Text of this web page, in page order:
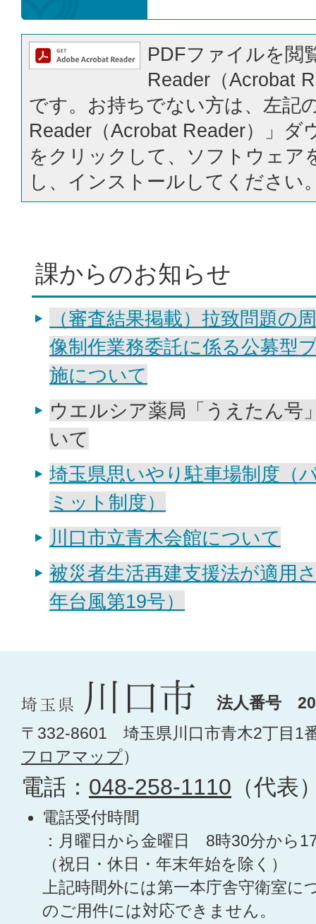
PDFファイルを閲
Reader（Acrobat
です。お持ちでない方は、左記
Reader（Acrobat Reader）」ダ
をクリックして、ソフトウェア
し、インストールしてください
課からのお知らせ
（審査結果掲載）拉致問題の
像制作業務委託に係る公募型
施について
ウエルシア薬局「うえたん号
いて
埼玉県思いやり駐車場制度（
ミット制度）
川口市立青木会館について
被災者⽣活再建⽀援法が適⽤
年台⾵第19号）
法人番号
〒332-8601 埼玉県川口市青木2丁目1
フロアマップ）
電話： 048-258-1110 （代表
電話受付時間
：月曜日から金曜日 8時30分から
（祝日・休日・年末年始を除く）
上記時間外には第一本庁舎守衛室
のご用件には対応できません。